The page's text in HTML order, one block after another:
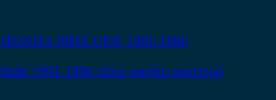
HONDA PRELUDE 1991-1996